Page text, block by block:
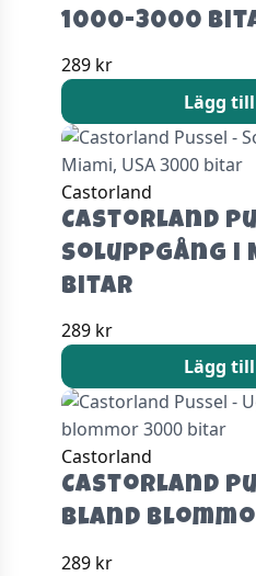
1000-3000
289 kr
Lägg
Castorland
Castorland
Soluppgång i
bitar
289 kr
Lägg
Castorland
Castorland
bland
289 kr